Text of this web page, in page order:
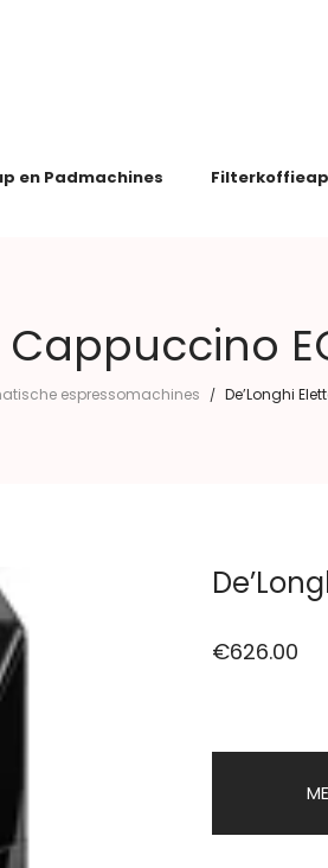
en Padmachines
Cappuccino
espressomachines / De’Longhi
€626.00